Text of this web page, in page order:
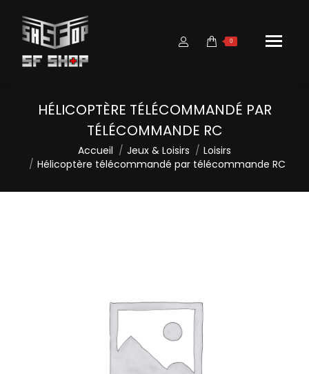
0
HÉLICOPTÈRE TÉLÉCOMMANDÉ PAR
TÉLÉCOMMANDE RC
Vous êtes ici :Accueil Jeux & Loisirs
Loisirs
Hélicoptère télécommandé par télécommande RC